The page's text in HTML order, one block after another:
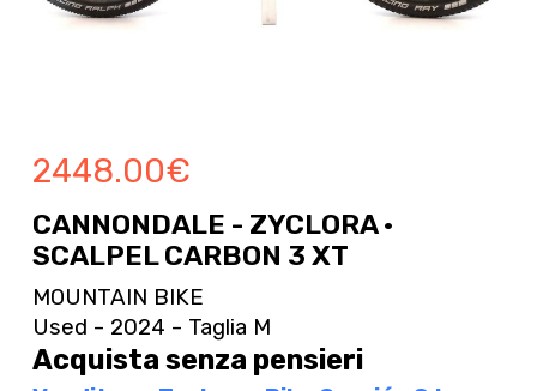
2448.00€
CANNONDALE - ZYCLORA ·
SCALPEL CARBON 3 XT
MOUNTAIN BIKE
Used - 2024 - Taglia M
Acquista senza pensieri